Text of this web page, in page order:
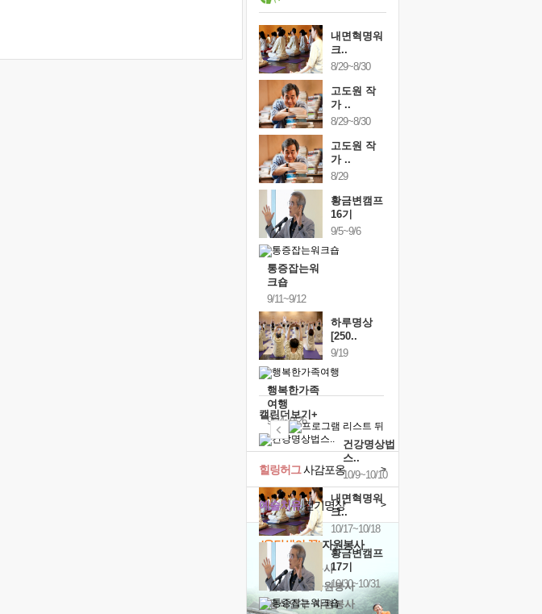
못된 꼰대들
내면혁명워
크..
8/29~8/30
고도원 작
가 ..
8/29~8/30
고도원 작
가 ..
8/29
황금변캠프
16기
9/5~9/6
통증잡는워
크숍
9/11~9/12
하루명상
[250..
9/19
행복한가족
여행
9/24~9/26
건강명상법
스..
10/9~10/10
내면혁명워
크..
10/17~10/18
황금변캠프
17기
10/30~10/31
캘린더보기+
예술치유걷기명상 >
힐링허그사감포옹 >
'옹달샘의 꽃'자원봉사
· 청년 자원봉사
· 금빛청년 자원봉사
· 음식연구 자원봉사